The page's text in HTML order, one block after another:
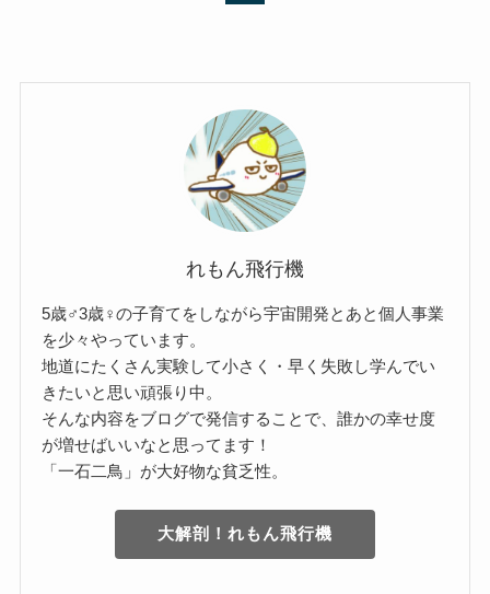
れもん飛行機
5歳♂3歳♀の子育てをしながら宇宙開発とあと個人事業
を少々やっています。
地道にたくさん実験して小さく・早く失敗し学んでい
きたいと思い頑張り中。
そんな内容をブログで発信することで、誰かの幸せ度
が増せばいいなと思ってます！
「一石二鳥」が大好物な貧乏性。
大解剖！れもん飛行機